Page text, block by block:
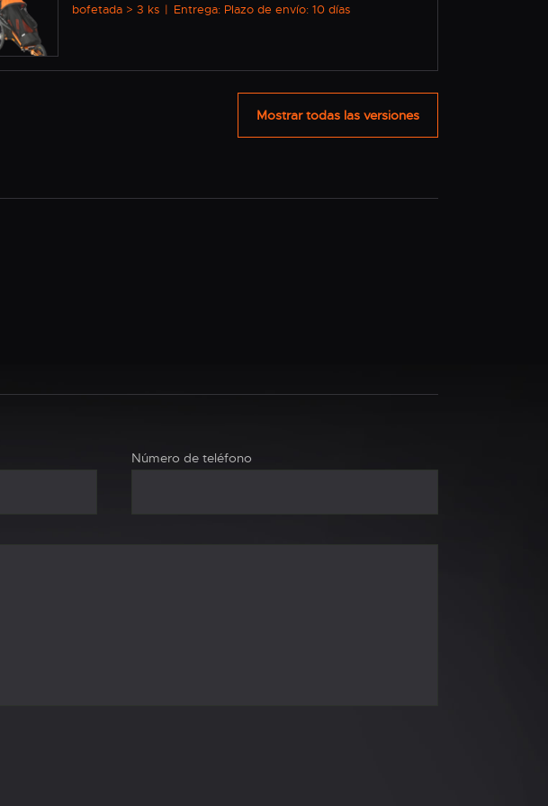
bofetada > 3 ks | Entrega: Plazo de envío: 10 días
Mostrar todas las versiones
Número de teléfono